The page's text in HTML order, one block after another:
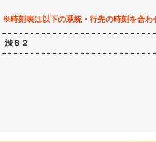
※時刻表は以下の系統・行先の時刻を合わ
渋８２